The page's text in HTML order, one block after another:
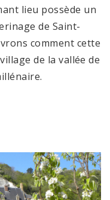
lieu possède un
de Saint-
comment cette
de la vallée de